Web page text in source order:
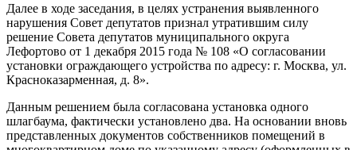
Далее в ходе заседания, в целях устранения выявленного
нарушения Совет депутатов признал утратившим силу
решение Совета депутатов муниципального округа
Лефортово от 1 декабря 2015 года № 108 «О согласовании
установки ограждающего устройства по адресу: г. Москва, ул.
Красноказарменная, д. 8».
Данным решением была согласована установка одного
шлагбаума, фактически установлено два. На основании вновь
представленных документов собственников помещений в